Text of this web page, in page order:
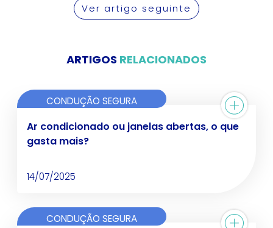
Ver artigo seguinte
ARTIGOS RELACIONADOS
CONDUÇÃO SEGURA
Ar condicionado ou janelas abertas, o que
gasta mais?
14/07/2025
CONDUÇÃO SEGURA